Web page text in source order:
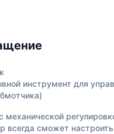
инструмент для
механической
всегда сможет